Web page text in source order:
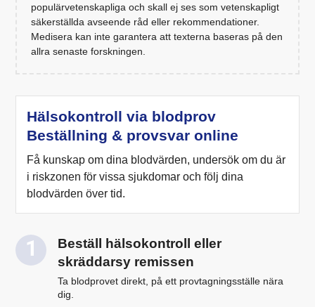
populärvetenskapliga och skall ej ses som vetenskapligt
säkerställda avseende råd eller rekommendationer.
Medisera kan inte garantera att texterna baseras på den
allra senaste forskningen.
Hälsokontroll via blodprov
Beställning & provsvar online
Få kunskap om dina blodvärden, undersök om du är
i riskzonen för vissa sjukdomar och följ dina
blodvärden över tid.
Beställ hälsokontroll eller
skräddarsy remissen
Ta blodprovet direkt, på ett provtagningsställe nära
dig.